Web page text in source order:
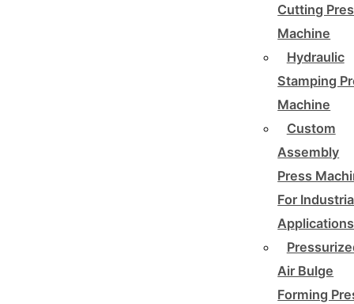
Cutting
Machine
Hydraulic
Stamping
Machine
Custom
Assembly
Press
For
Applications
Air Bulge
Forming